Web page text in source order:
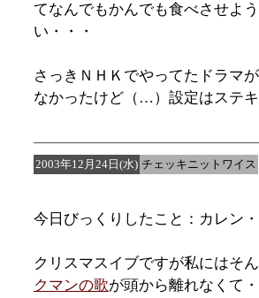
てなんでもかんでも食べさせよ
い・・・
さっきＮＨＫでやってたドラマ
なかったけど（…）設定はステキ
2003年12月24日(水) チェッキニットワイス
今日びっくりしたこと：カレン
クリスマスイブですが私にはそ
クマンの歌が頭から離れなくて